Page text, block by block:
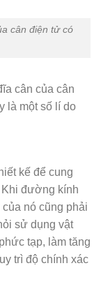
cân điện tử có
cân của cân
là một số lí do
kế để cung
đường kính
nó cũng phải
sử dụng vật
tạp, làm tăng
trì độ chính xác